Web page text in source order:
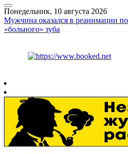
Понедельник, 10 августа 2026
Мужчина оказался в реанимации
«больного» зуба